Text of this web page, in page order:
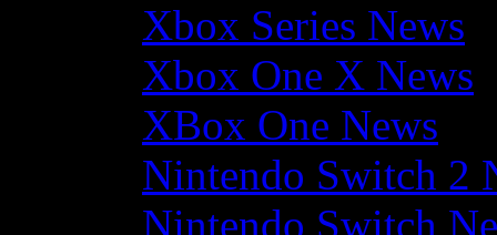
Xbox Series News
Xbox One X News
XBox One News
Nintendo Switch 2
Nintendo Switch